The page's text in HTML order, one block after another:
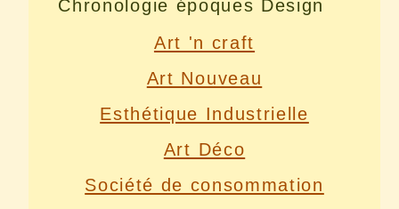
Chronologie époques Design
Art 'n craft
Art Nouveau
Esthétique Industrielle
Art Déco
Société de consommation